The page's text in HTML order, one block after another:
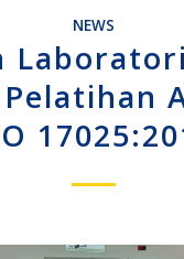
NEWS
Pelatihan